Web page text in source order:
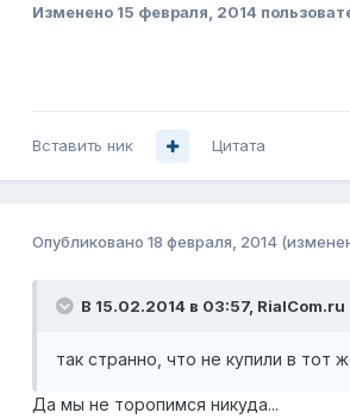
Изменено 15 февраля, 2014
Вставить ник Цитата
Опубликовано 18 февраля, 2014
В 15.02.2014 в 03:57, RialCom.ru
так странно, что не купили в тот
Да мы не торопимся никуда...